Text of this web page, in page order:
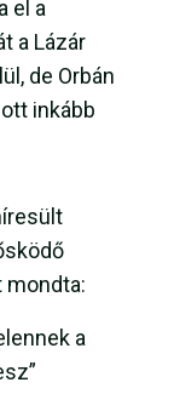
el a
a Lázár
de Orbán
inkább
mondta:
a